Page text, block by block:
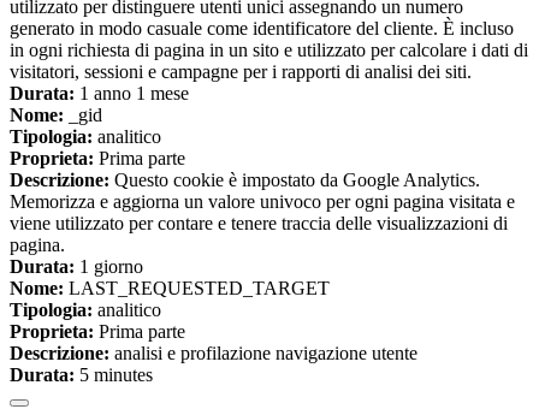
utilizzato per distinguere utenti unici assegnando un numero
generato in modo casuale come identificatore del cliente. È incluso
in ogni richiesta di pagina in un sito e utilizzato per calcolare i dati di
visitatori, sessioni e campagne per i rapporti di analisi dei siti.
Durata: 1 anno 1 mese
Nome: _gid
Tipologia: analitico
Proprieta: Prima parte
Descrizione: Questo cookie è impostato da Google Analytics.
Memorizza e aggiorna un valore univoco per ogni pagina visitata e
viene utilizzato per contare e tenere traccia delle visualizzazioni di
pagina.
Durata: 1 giorno
Nome: LAST_REQUESTED_TARGET
Tipologia: analitico
Proprieta: Prima parte
Descrizione: analisi e profilazione navigazione utente
Durata: 5 minutes